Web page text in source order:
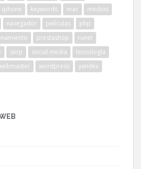
iphone keywords mac
medios
navegador películas
php
prestashop
runet
serp social media
tecnología
wordpress
yandex